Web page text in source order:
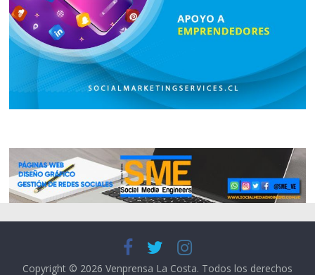
Copyright © 2026 Venprensa La Costa. Todos los derechos